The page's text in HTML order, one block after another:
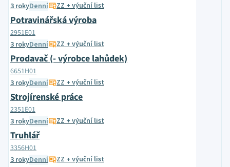
3 rokyDenní ZZ + výuční list
Potravinářská výroba
2951E01
3 rokyDenní ZZ + výuční list
Prodavač (- výrobce lahůdek)
6651H01
3 rokyDenní ZZ + výuční list
Strojírenské práce
2351E01
3 rokyDenní ZZ + výuční list
Truhlář
3356H01
3 rokyDenní ZZ + výuční list